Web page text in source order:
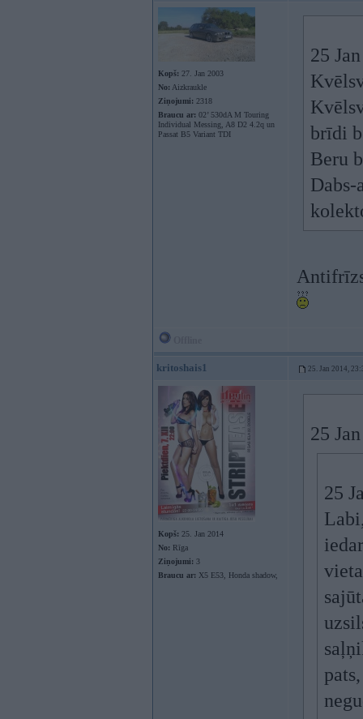
Kopš: 27. Jan 2003
No: Aizkraukle
Ziņojumi: 2318
Braucu ar: 02’ 530dA M Touring
Individual Messing, A8 D2 4.2q un
Passat B5 Variant TDI
25
brīdi
Beru
kritoshais1 25. Jan 2014,
Kopš: 25. Jan 2014
No: Rīga
Ziņojumi: 3
Braucu ar: X5 E53, Honda shadow,
25
25